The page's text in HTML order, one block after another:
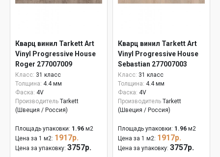
Кварц винил Tarkett Art
Vinyl Progressive House
Roger 277007009
Класс: 31 класс
Толщина: 4.4 мм
Фаска: 4V
Производитель Tarkett
(Швеция / Россия)
Площадь упаковки: 1.96 м2
Цена за 1 м2: 1917р.
Цена за упаковку: 3757р.
Кварц винил Tarkett Art
Vinyl Progressive House
Sebastian 277007003
Класс: 31 класс
Толщина: 4.4 мм
Фаска: 4V
Производитель Tarkett
(Швеция / Россия)
Площадь упаковки: 1.96 м2
Цена за 1 м2: 1917р.
Цена за упаковку: 3757р.